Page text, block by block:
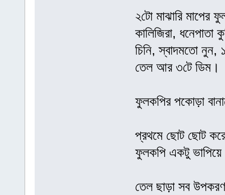
২টো মাঝারি মাপের
কালিজিরা,
চিনি, স্বাদমতো নুন,
তেল আর ৩টে ডিম।
ফুলকপির পকোড়া
প্রথমে ছোট ছোট
ফুলকপি একটু
তেল ছাড়া সব